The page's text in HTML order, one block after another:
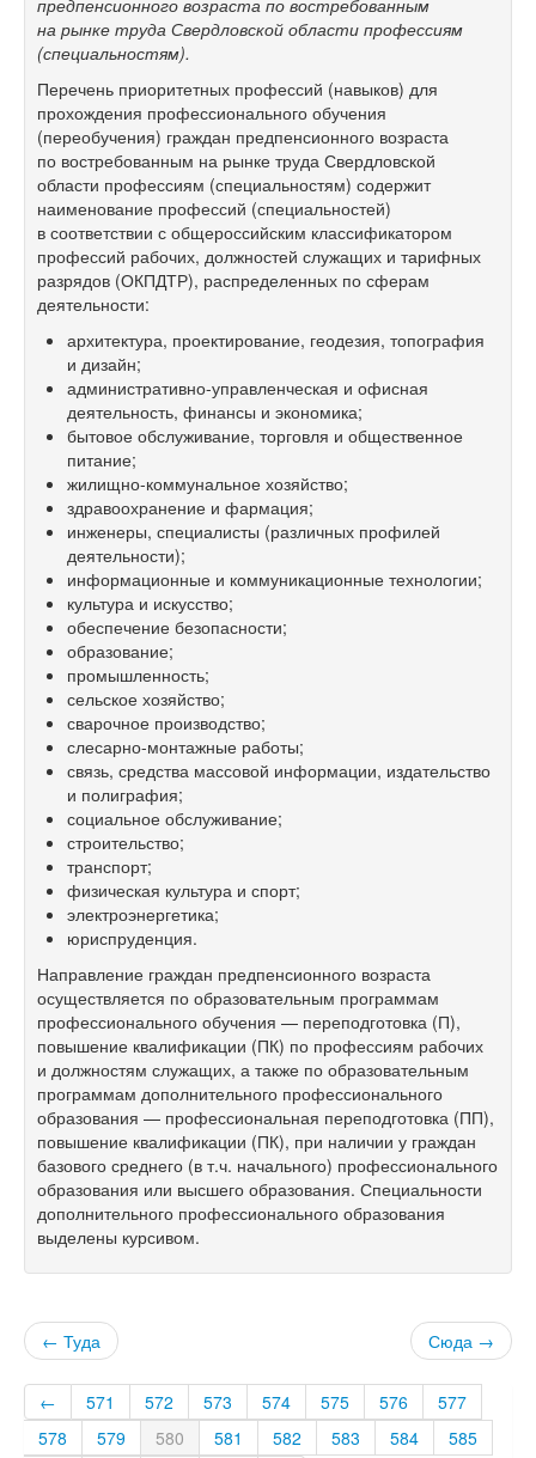
предпенсионного возраста по востребованным
на рынке труда Свердловской области профессиям
(специальностям).
Перечень приоритетных профессий (навыков) для
прохождения профессионального обучения
(переобучения) граждан предпенсионного возраста
по востребованным на рынке труда Свердловской
области профессиям (специальностям) содержит
наименование профессий (специальностей)
в соответствии с общероссийским классификатором
профессий рабочих, должностей служащих и тарифных
разрядов (ОКПДТР), распределенных по сферам
деятельности:
архитектура, проектирование, геодезия, топография
и дизайн;
административно-управленческая и офисная
деятельность, финансы и экономика;
бытовое обслуживание, торговля и общественное
питание;
жилищно-коммунальное хозяйство;
здравоохранение и фармация;
инженеры, специалисты (различных профилей
деятельности);
информационные и коммуникационные технологии;
культура и искусство;
обеспечение безопасности;
образование;
промышленность;
сельское хозяйство;
сварочное производство;
слесарно-монтажные работы;
связь, средства массовой информации, издательство
и полиграфия;
социальное обслуживание;
строительство;
транспорт;
физическая культура и спорт;
электроэнергетика;
юриспруденция.
Направление граждан предпенсионного возраста
осуществляется по образовательным программам
профессионального обучения — переподготовка (П),
повышение квалификации (ПК) по профессиям рабочих
и должностям служащих, а также по образовательным
программам дополнительного профессионального
образования — профессиональная переподготовка (ПП),
повышение квалификации (ПК), при наличии у граждан
базового среднего (в т.ч. начального) профессионального
образования или высшего образования. Специальности
дополнительного профессионального образования
выделены курсивом.
← Туда Сюда →
← 571 572 573 574 575 576
577
578
579 580 581 582 583 584
585